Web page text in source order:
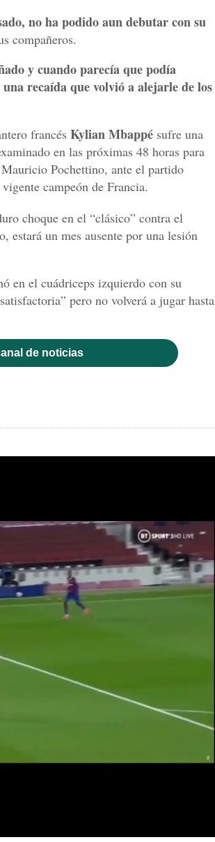
no ha podido aun debutar con su
compañeros.
y cuando parecía que podía
recaída que volvió a alejarle de los
francés Kylian Mbappé sufre una
en las próximas 48 horas para
Pochettino, ante el partido
campeón de Francia.
choque en el “clásico” contra el
estará un mes ausente por una lesión
en el cuádriceps izquierdo con su
pero no volverá a jugar hasta
de noticias